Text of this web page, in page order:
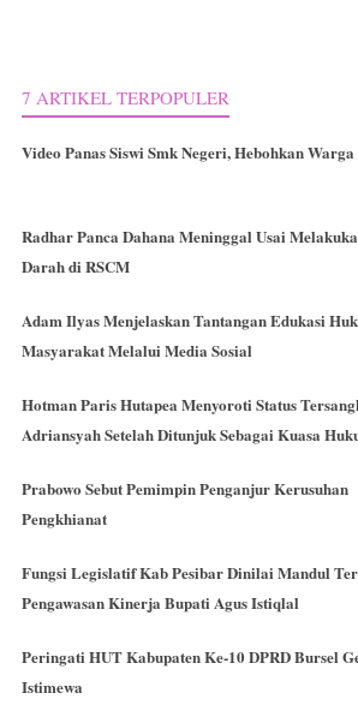
7 ARTIKEL TERPOPULER
Video Panas Siswi Smk Negeri, Hebohkan
Radhar Panca Dahana Meninggal Usai
Darah di RSCM
Adam Ilyas Menjelaskan Tantangan Edukasi
Masyarakat Melalui Media Sosial
Hotman Paris Hutapea Menyoroti Status
Adriansyah Setelah Ditunjuk Sebagai Kuasa
Prabowo Sebut Pemimpin Penganjur Kerusuhan
Pengkhianat
Fungsi Legislatif Kab Pesibar Dinilai Mandul
Pengawasan Kinerja Bupati Agus Istiqlal
Peringati HUT Kabupaten Ke-10 DPRD Bursel
Istimewa